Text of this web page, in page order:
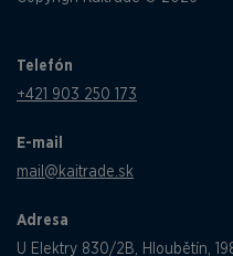
Telefón
+421 903 250 173
E-mail
mail@kaitrade.sk
Adresa
U Elektry 830/2B, Hloubětín,